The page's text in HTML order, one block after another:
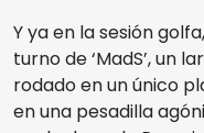
Y ya en la sesión
turno de ‘MadS’, un
rodado en un único
en una pesadilla